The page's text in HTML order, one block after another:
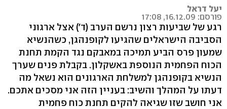
יעל דראל
פורסם: 16.12.09, 17:08
רגע של שביעות רצון נרשם הערב (ד') אצל ארגוני
הסביבה הישראלים שהגיעו לקופנהגן, כשהנשיא
שמעון פרס הביע תמיכה במאבקם נגד הקמת תחנת
הכוח הפחמית הנוספת באשקלון. בקבלת פנים שערך
הנשיא בקופנהגן למשלחת הארגונים הוא נשאל מה
דעתו על המהלך והשיב: בעניין הזה אני מסכים אתכם.
אני חושב שזו שגיאה להקים תחנת כוח פחמית